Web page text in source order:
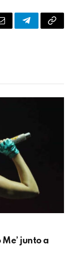
CorreoTelegrama
Me’ junto a